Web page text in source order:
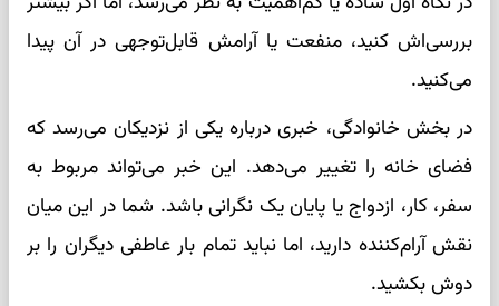
بررسی‌اش کنید، منفعت یا آرامش قابل‌توجهی در آن پیدا
می‌کنید.
در بخش خانوادگی، خبری درباره یکی از نزدیکان می‌رسد که
فضای خانه را تغییر می‌دهد. این خبر می‌تواند مربوط به
سفر، کار، ازدواج یا پایان یک نگرانی باشد. شما در این میان
نقش آرام‌کننده دارید، اما نباید تمام بار عاطفی دیگران را بر
دوش بکشید.